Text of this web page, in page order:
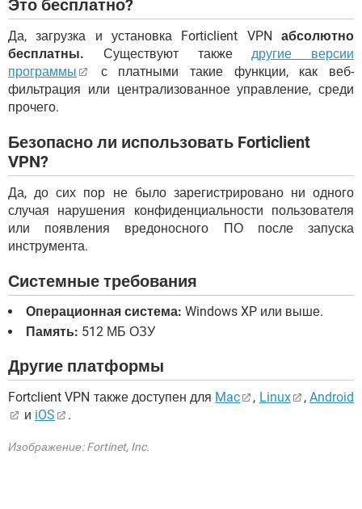
Это бесплатно?
Да, загрузка и установка Forticlient VPN абсолютно
бесплатны. Существуют такжедругие версии
программы
с платными такие функции, как веб-
фильтрация или централизованное управление, среди
прочего.
Безопасно ли использовать Forticlient
VPN?
Да, до сих пор не было зарегистрировано ни одного
случая нарушения конфиденциальности пользователя
или появления вредоносного ПО после запуска
инструмента.
Системные требования
Операционная система: Windows XP или выше.
Память: 512 МБ ОЗУ
Другие платформы
Fortclient VPN также доступен для Mac , Linux ,Android
и iOS .
Изображение: Fortinet, Inc.